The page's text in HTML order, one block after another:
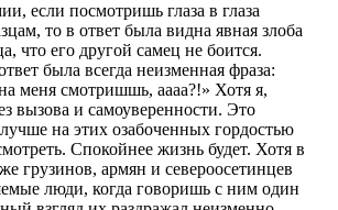
если посмотришь глаза в глаза
то в ответ была видна явная злоба
что его другой самец не боится.
была всегда неизменная фраза:
меня смотришшь, аааа?!» Хотя я,
вызова и самоуверенности. Это
на этих озабоченных гордостью
Спокойнее жизнь будет. Хотя в
грузинов, армян и североосетинцев
люди, когда говоришь с ним один